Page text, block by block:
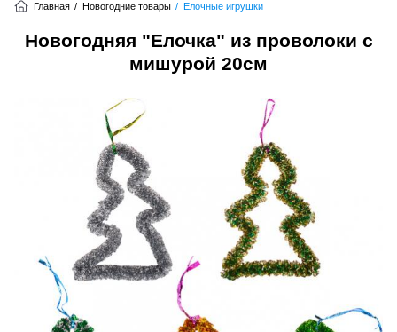
Главная / Новогодние товары / Елочные игрушки
Новогодняя "Елочка" из проволоки с
мишурой 20см